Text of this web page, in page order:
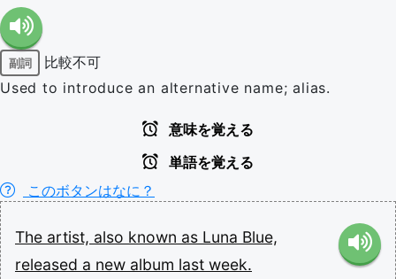
副詞
比較不可
Used to introduce an alternative name; alias.
意味を覚える
単語を覚える
このボタンはなに？
The artist, also known as Luna Blue,
released a new album last week.